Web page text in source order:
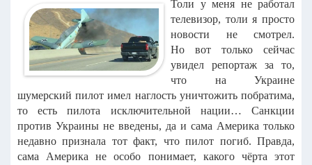
Толи у меня не работал
телевизор, толи я просто
новости не смотрел.
Но вот только сейчас
увидел репортаж за то,
что на Украине
шумерский пилот имел наглость уничтожить побратима,
то есть пилота исключительной нации… Санкции
против Украины не введены, да и сама Америка только
недавно признала тот факт, что пилот погиб. Правда,
сама Америка не особо понимает, какого чёрта этот